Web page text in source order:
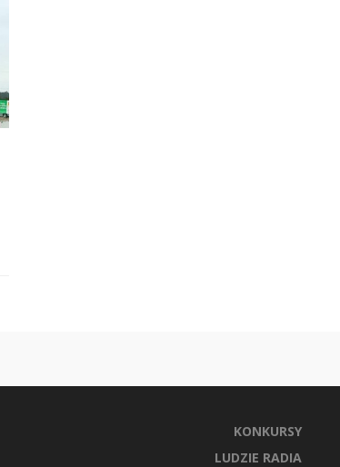
KONKURSY
LUDZIE RADIA